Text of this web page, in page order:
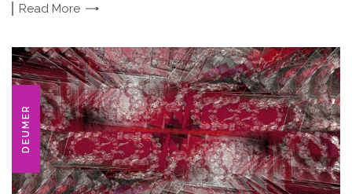
Read More
DEUMER